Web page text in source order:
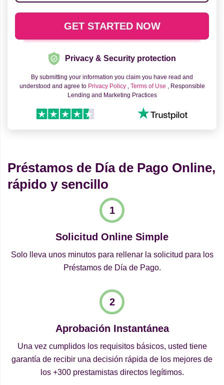
Privacy & Security protection
By submitting your information you claim you have read and
understood and agree to Privacy Policy , Terms of Use , Responsible
Lending and Marketing Practices
Préstamos de Día de Pago Online,
rápido y sencillo
Solicitud Online Simple
Solo lleva unos minutos para rellenar la solicitud para los
Préstamos de Día de Pago.
Aprobación Instantánea
Una vez cumplidos los requisitos básicos, usted tiene
garantía de recibir una decisión rápida de los mejores de
los +300 prestamistas directos legítimos.